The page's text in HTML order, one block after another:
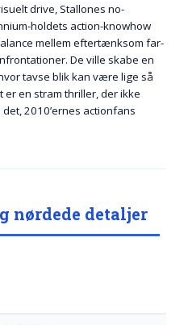
drive, Stallones no-
holdets action-knowhow
mellem eftertænksom far-
De ville skabe en
tavse blik kan være lige så
er en stram thriller, der ikke
2010’ernes actionfans
nørdede detaljer